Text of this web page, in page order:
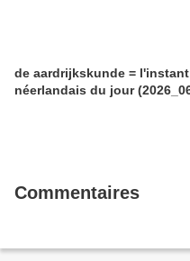
de aardrijkskunde = l'instant
néerlandais du jour
Commentaires